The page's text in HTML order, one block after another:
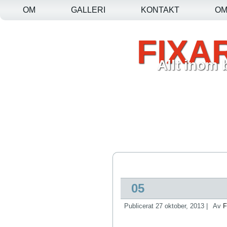
OM GALLERI KONTAKT
Allt inom
05
Publicerat 27 oktober, 2013 Av